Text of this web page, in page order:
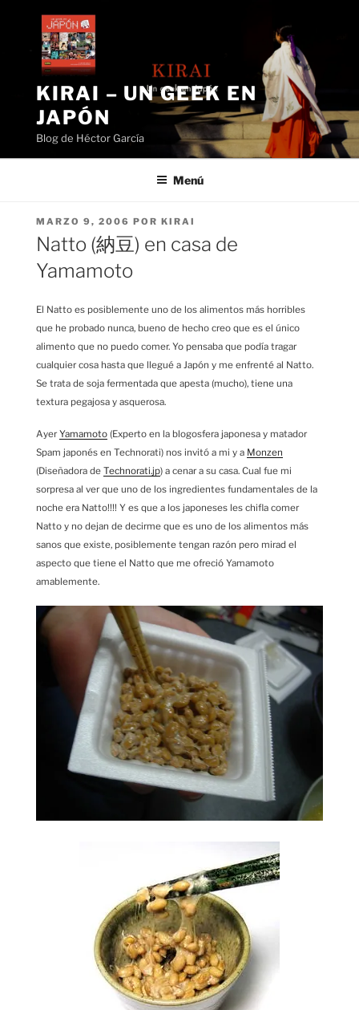
contenido
KIRAI – UN GEEK EN
JAPÓN
Blog de Héctor García
Menú
PUBLICADO
EL
MARZO 9, 2006 POR KIRAI
Natto (納豆) en casa de
Yamamoto
El Natto es posiblemente uno de los alimentos más horribles
que he probado nunca, bueno de hecho creo que es el único
alimento que no puedo comer. Yo pensaba que podía tragar
cualquier cosa hasta que llegué a Japón y me enfrenté al Natto.
Se trata de soja fermentada que apesta (mucho), tiene una
textura pegajosa y asquerosa.
AyerYamamoto (Experto en la blogosfera japonesa y matador
Spam japonés en Technorati) nos invitó a mi y a Monzen
(Diseñadora de Technorati.jp) a cenar a su casa. Cual fue mi
sorpresa al ver que uno de los ingredientes fundamentales de la
noche era Natto!!!! Y es que a los japoneses les chifla comer
Natto y no dejan de decirme que es uno de los alimentos más
sanos que existe, posiblemente tengan razón pero mirad el
aspecto que tiene el Natto que me ofreció Yamamoto
amablemente.